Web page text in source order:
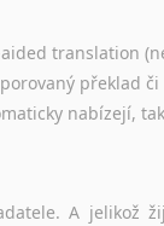
translation
překlad
nabízejí,
A jelikož